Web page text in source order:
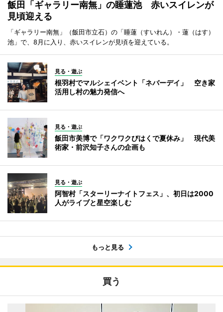
飯田「ギャラリー南無」の睡蓮池 赤いスイレンが
見頃迎える
「ギャラリー南無」（飯田市立石）の「睡蓮（すいれん）・蓮（はす）
池」で、8月に入り、赤いスイレンが見頃を迎えている。
見る・遊ぶ
根羽村でマルシェイベント「ネバーデイ」 空き家
活用し村の魅力発信へ
見る・遊ぶ
飯田市美博で「ワクワクびはくで夏休み」 現代美
術家・前沢知子さんの企画も
見る・遊ぶ
阿智村「スターリーナイトフェス」、初日は2000
人がライブと星空楽しむ
もっと見る
買う